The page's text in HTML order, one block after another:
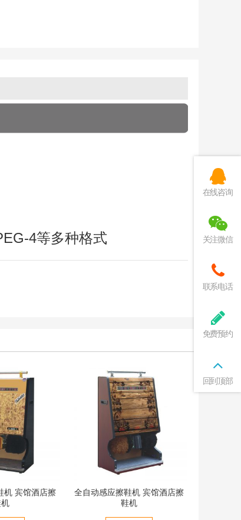
4等多种格式
机 宾馆酒店擦
全自动感应擦鞋机 宾馆酒店擦
鞋机
在线咨询
关注微信
联系电话
免费预约
回到顶部